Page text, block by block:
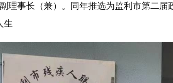
理事长（兼）。同年推选为监利市第二届
生